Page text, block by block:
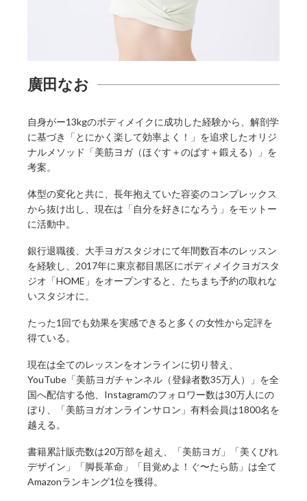
廣田なお
自身がー13kgのボディメイクに成功した経験から、解剖学
に基づき「とにかく楽して効率よく！」を追求したオリジ
ナルメソッド「美筋ヨガ（ほぐす＋のばす＋鍛える）」を
考案。
体型の変化と共に、長年抱えていた容姿のコンプレックス
から抜け出し、現在は「自分を好きになろう」をモットー
に活動中。
銀行退職後、大手ヨガスタジオにて年間数百本のレッスン
を経験し、2017年に東京都目黒区にボディメイクヨガスタ
ジオ「HOME」をオープンすると、たちまち予約の取れな
いスタジオに。
たった1回でも効果を実感できると多くの女性から定評を
得ている。
現在は全てのレッスンをオンラインに切り替え、
YouTube「美筋ヨガチャンネル（登録者数35万人）」を全
国へ配信する他、Instagramのフォロワー数は30万人にの
ぼり、「美筋ヨガオンラインサロン」有料会員は1800名を
越える。
書籍累計販売数は20万部を超え、「美筋ヨガ」「美くびれ
デザイン」「脚長革命」「目覚めよ！ぐ〜たら筋」は全て
Amazonランキング1位を獲得。